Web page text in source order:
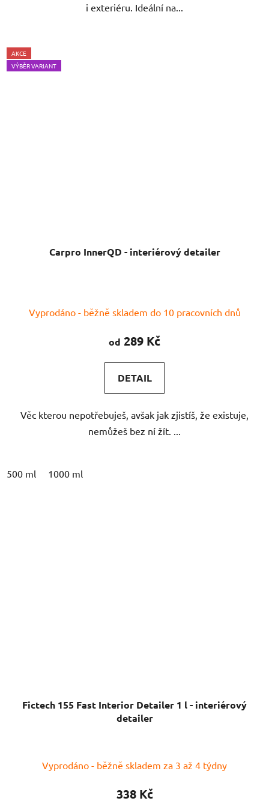
i exteriéru. Ideální na...
AKCE
VÝBĚR VARIANT
Carpro InnerQD - interiérový detailer
hodnocení
produktu
4,0
z
hvězdiček.
Vyprodáno - běžně skladem do 10 pracovních dnů
od 289 Kč
DETAIL
Věc kterou nepotřebuješ, avšak jak zjistíš, že existuje,
nemůžeš bez ní žít. ...
500 ml 1000 ml
Fictech 155 Fast Interior Detailer 1 l - interiérový
detailer
Vyprodáno - běžně skladem za 3 až 4 týdny
338 Kč